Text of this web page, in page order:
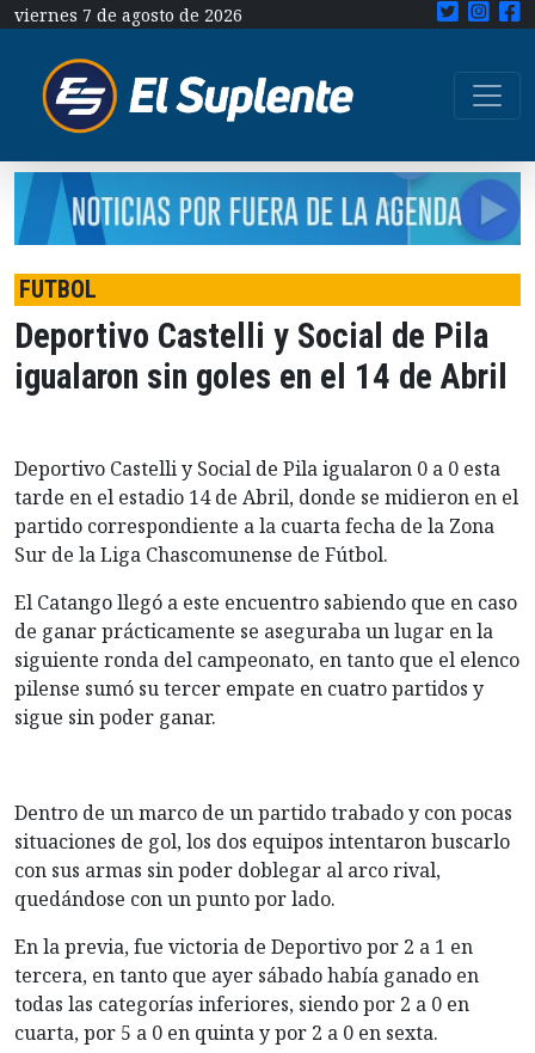
viernes 7 de agosto de 2026
FUTBOL
Deportivo Castelli y Social de Pila
igualaron sin goles en el 14 de Abril
Deportivo Castelli y Social de Pila igualaron 0 a 0 esta
tarde en el estadio 14 de Abril, donde se midieron en el
partido correspondiente a la cuarta fecha de la Zona
Sur de la Liga Chascomunense de Fútbol.
El Catango llegó a este encuentro sabiendo que en caso
de ganar prácticamente se aseguraba un lugar en la
siguiente ronda del campeonato, en tanto que el elenco
pilense sumó su tercer empate en cuatro partidos y
sigue sin poder ganar.
Dentro de un marco de un partido trabado y con pocas
situaciones de gol, los dos equipos intentaron buscarlo
con sus armas sin poder doblegar al arco rival,
quedándose con un punto por lado.
En la previa, fue victoria de Deportivo por 2 a 1 en
tercera, en tanto que ayer sábado había ganado en
todas las categorías inferiores, siendo por 2 a 0 en
cuarta, por 5 a 0 en quinta y por 2 a 0 en sexta.